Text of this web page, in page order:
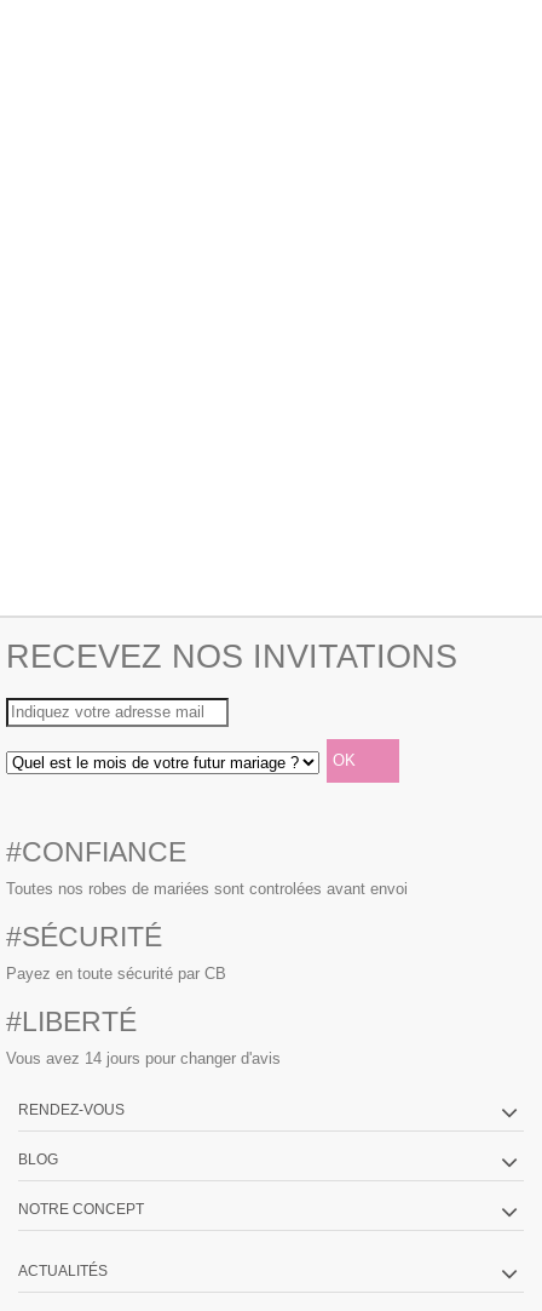
RECEVEZ NOS INVITATIONS
#CONFIANCE
Toutes nos robes de mariées sont controlées avant envoi
#SÉCURITÉ
Payez en toute sécurité par CB
#LIBERTÉ
Vous avez 14 jours pour changer d'avis
RENDEZ-VOUS
BLOG
NOTRE CONCEPT
ACTUALITÉS